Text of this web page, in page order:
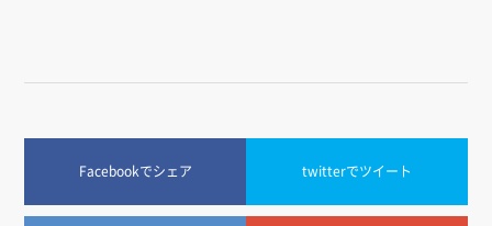
Facebookでシェア twitterでツイート